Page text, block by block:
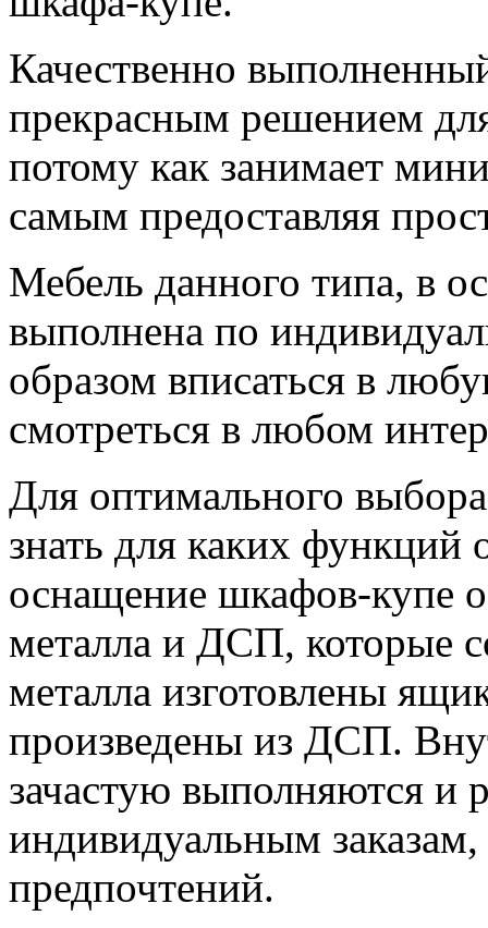
Качественно
прекрасным решением
потому как занимает
самым предоставляя
Мебель данного типа, в
выполнена по
образом вписаться в
смотреться в любом
Для оптимального
знать для каких функций
оснащение шкафов-купе
металла и ДСП, которые
металла изготовлены
произведены из ДСП.
зачастую выполняются и
индивидуальным заказам,
предпочтений.